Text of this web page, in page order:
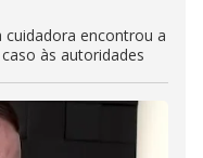
encontrou a
às autoridades